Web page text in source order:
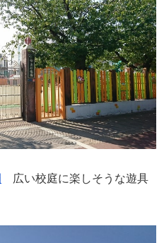
広い校庭に楽しそうな遊具